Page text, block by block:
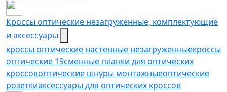
Кроссы оптические незагруженные, комплектующие
и аксессуары
кроссы оптические настенные незагруженныекроссы
оптические 19сменные планки для оптических
кроссовоптические шнуры монтажныеоптические
розеткиаксессуары для оптических кроссов